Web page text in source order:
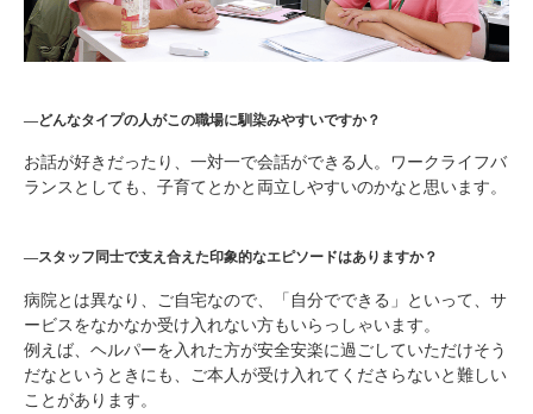
―どんなタイプの人がこの職場に馴染みやすいですか？
お話が好きだったり、一対一で会話ができる人。ワーク ライフバ
ランスとしても、子育てとかと両立しやすいのかなと思います。
―スタッフ同士で支え合えた印象的なエピソードはありますか？
病院とは異なり、ご自宅なので、「自分でできる」といって、サ
ービスをなかなか受け入れない方もいらっしゃいます。
例えば、ヘルパーを入れた方が安全安楽に過ごしていただけそう
だなというときにも、ご本人が受け入れてくださらないと難しい
ことがあります。